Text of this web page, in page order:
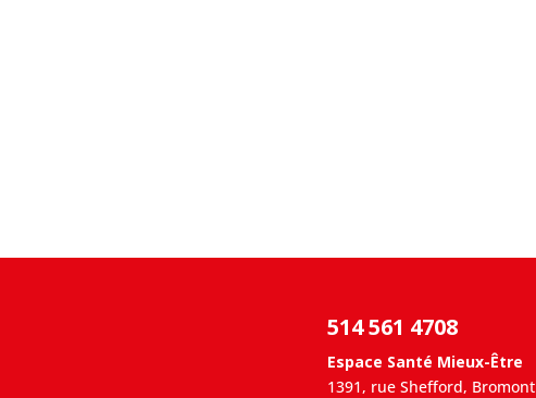
514 561 4708
Espace Santé Mieux-Être
1391, rue Shefford, Bromont